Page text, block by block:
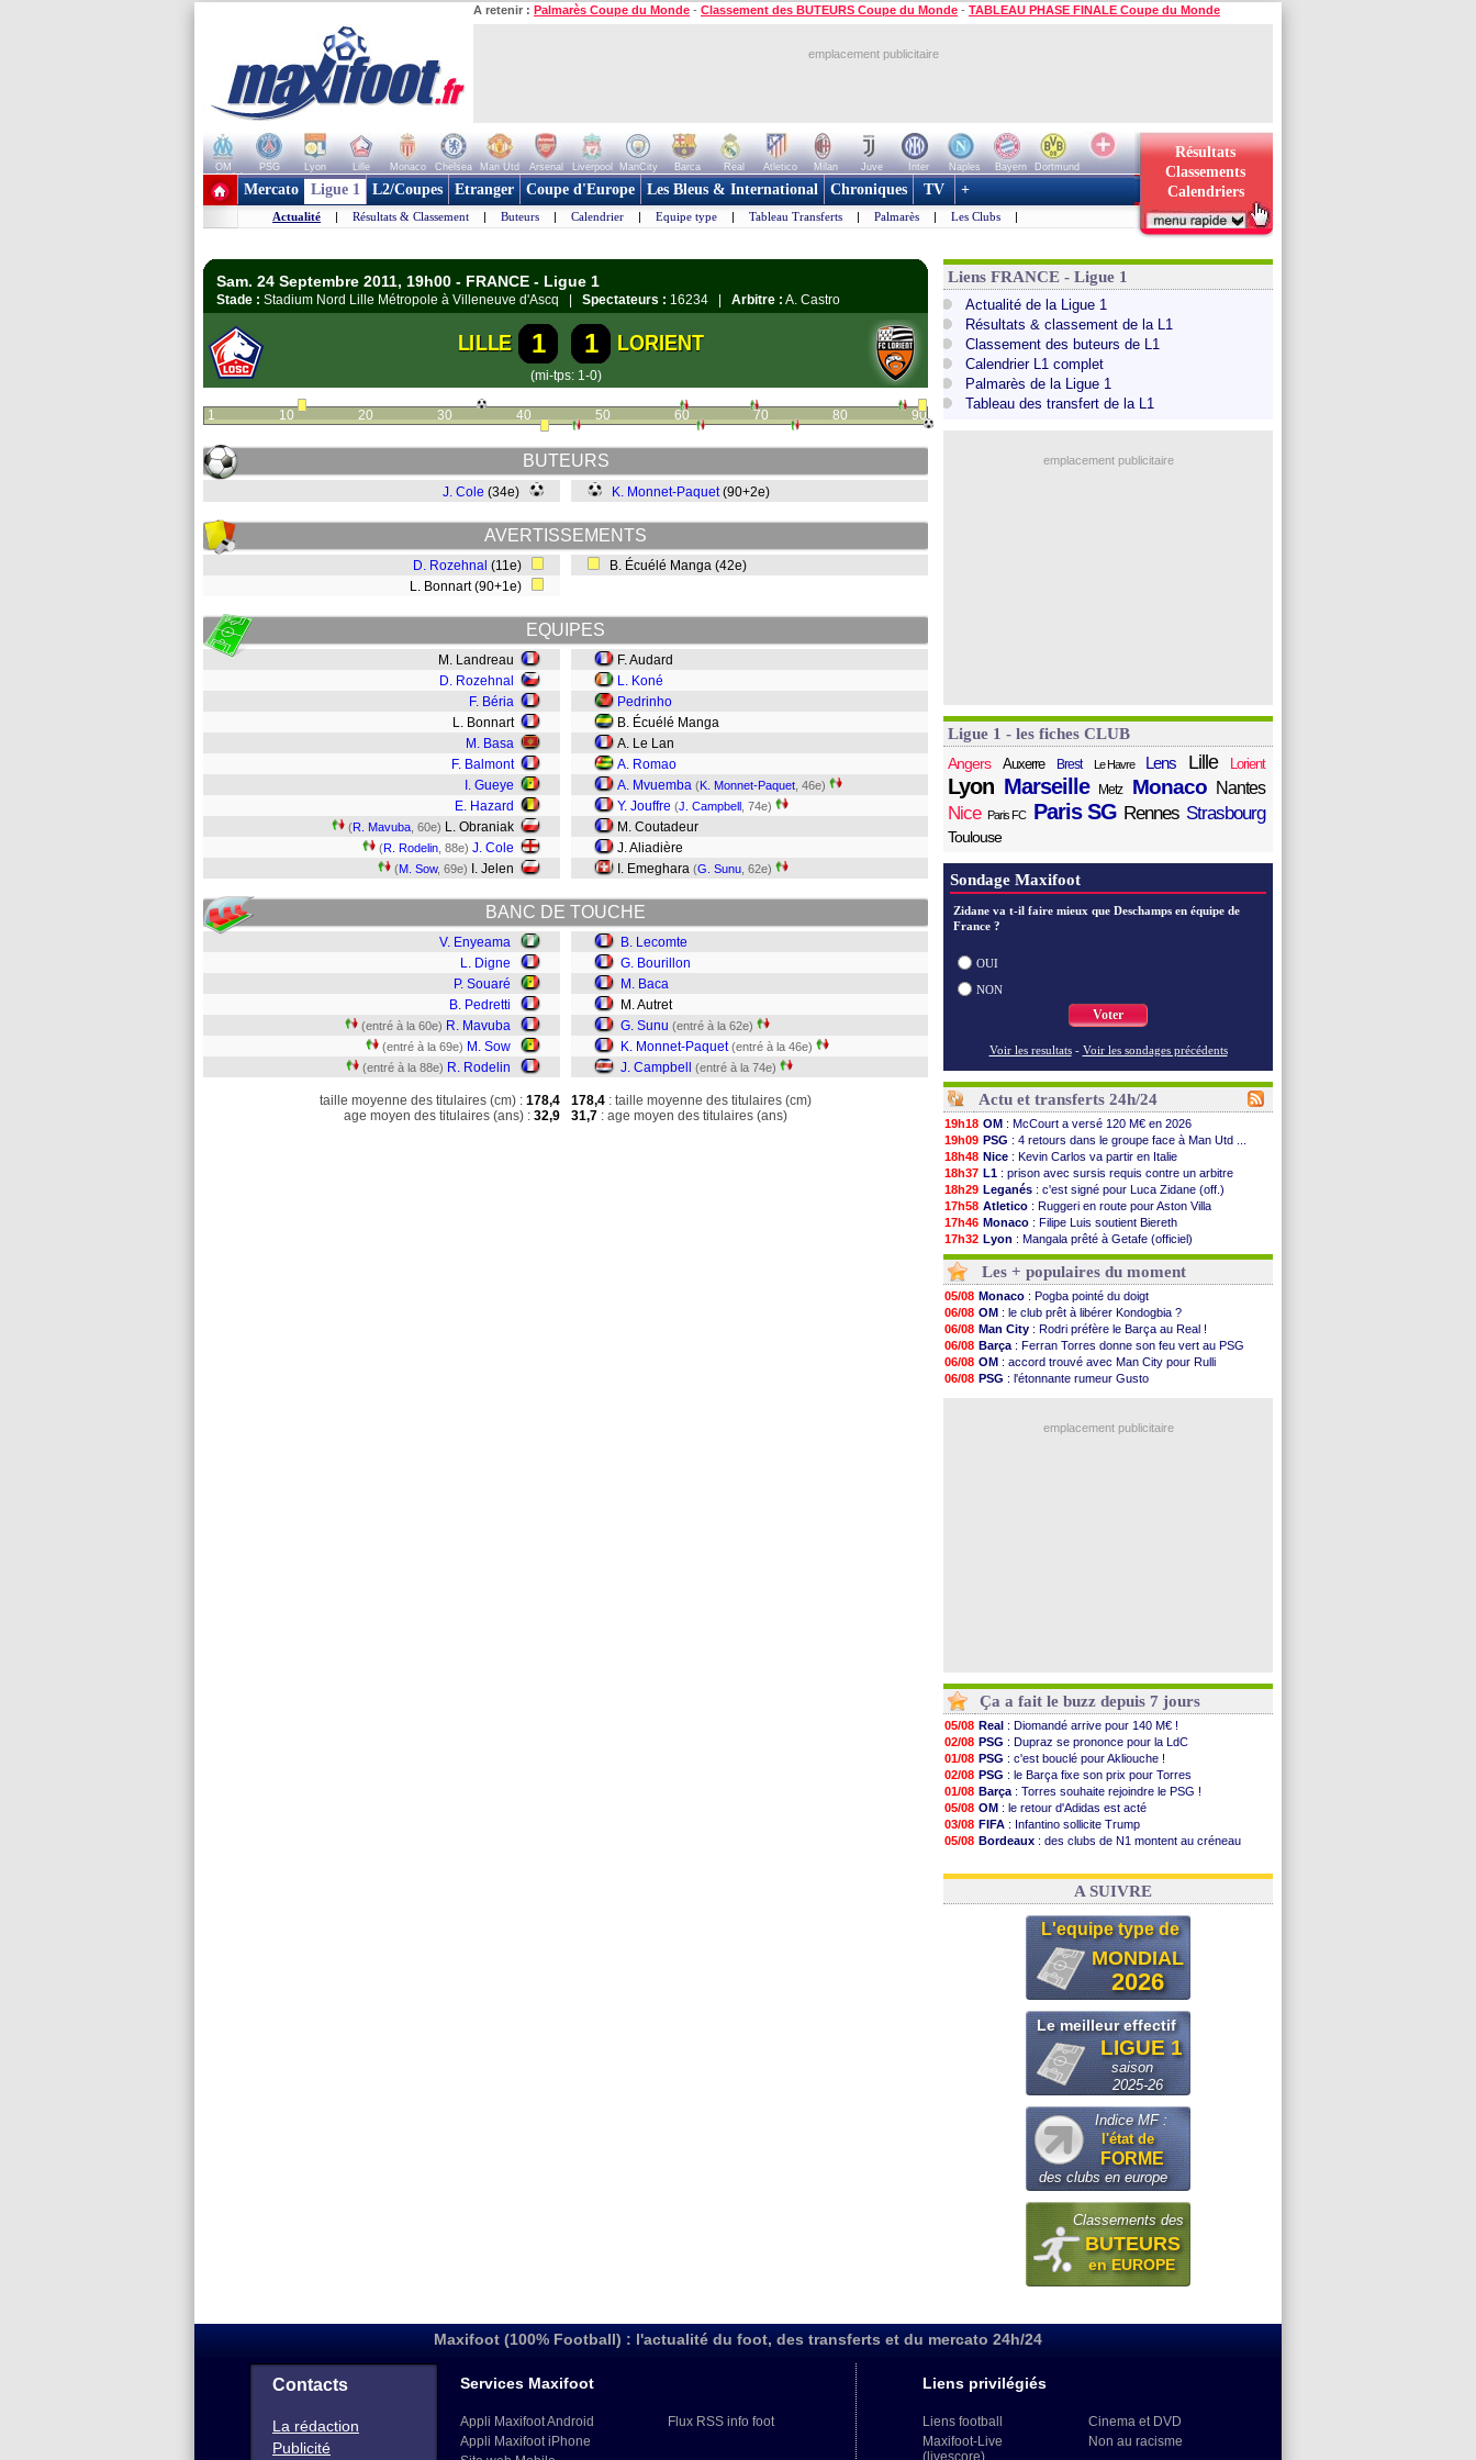
A retenir : Palmarès Coupe du Monde - Classement des BUTEURS Coupe du Monde - TABLEAU PHASE FINALE Coupe du Monde
emplacement publicitaire
OM PSG Lyon Lille Monaco Chelsea Man Utd Arsenal Liverpool ManCity Barca Real Atletico Milan Juve Inter Naples Bayern
Dortmund
+ de clubs
Résultats
Classements
Calendriers
Mercato Ligue 1 L2/Coupes Etranger Coupe d'Europe Les Bleus & International Chroniques TV +
Actualité | Résultats & Classement | Buteurs | Calendrier | Equipe type | Tableau Transferts | Palmarès | Les Clubs |
Sam. 24 Septembre 2011, 19h00 - FRANCE - Ligue 1
Stade : Stadium Nord Lille Métropole à Villeneuve d'Ascq | Spectateurs : 16234 | Arbitre : A. Castro
LILLE 1 1 LORIENT
(mi-tps: 1-0)
1 10 20 30 40 50 60 70 80 90
BUTEURS
J. Cole (34e) K. Monnet-Paquet(90+2e)
AVERTISSEMENTS
D. Rozehnal (11e)
L. Bonnart (90+1e)
B. Écuélé Manga (42e)
EQUIPES
M. Landreau
D. Rozehnal
F. Béria
L. Bonnart
M. Basa
F. Balmont
I. Gueye
E. Hazard
(R. Mavuba , 60e) L. Obraniak
(R. Rodelin , 88e) J. Cole
(M. Sow, 69e) I. Jelen
F. Audard
L. Koné
Pedrinho
B. Écuélé Manga
A. Le Lan
A. Romao
A. Mvuemba (K. Monnet-Paquet , 46e)
Y. Jouffre (J. Campbell , 74e)
M. Coutadeur
J. Aliadière
I. Emeghara (G. Sunu , 62e)
BANC DE TOUCHE
V. Enyeama
L. Digne
P. Souaré
B. Pedretti
(entré à la 60e) R. Mavuba
(entré à la 69e) M. Sow
(entré à la 88e) R. Rodelin
taille moyenne des titulaires (cm) : 178,4
age moyen des titulaires (ans) : 32,9
B. Lecomte
G. Bourillon
M. Baca
M. Autret
G. Sunu (entré à la 62e)
K. Monnet-Paquet (entré à la 46e)
J. Campbell (entré à la 74e)
178,4 : taille moyenne des titulaires (cm)
31,7 : age moyen des titulaires (ans)
Liens FRANCE - Ligue 1
Actualité de la Ligue 1
Résultats & classement de la L1
Classement des buteurs de L1
Calendrier L1 complet
Palmarès de la Ligue 1
Tableau des transfert de la L1
emplacement publicitaire
Ligue 1 - les fiches CLUB
Angers
Auxerre Brest Le Havre Lens Lille Lorient
Lyon Marseille Metz Monaco Nantes
Nice Paris FC Paris SG Rennes Strasbourg
Toulouse
Sondage Maxifoot
Zidane va t-il faire mieux que Deschamps en équipe de
France ?
OUI
NON
Voter
Voir les resultats - Voir les sondages précédents
Actu et transferts 24h/24
19h18 OM : McCourt a versé 120 M€ en 2026
19h09 PSG : 4 retours dans le groupe face à Man Utd ...
18h48 Nice : Kevin Carlos va partir en Italie
18h37 L1 : prison avec sursis requis contre un arbitre
18h29 Leganés : c'est signé pour Luca Zidane (off.)
17h58 Atletico : Ruggeri en route pour Aston Villa
17h46 Monaco : Filipe Luis soutient Biereth
17h32 Lyon : Mangala prêté à Getafe (officiel)
17h16 PSG: Nsoki va signer en Croatie
16h59
Arsenal: Naples vise Gabriel Jesus
16h37 Real: Mastantuono prêté à la Fiorentina (off.)
16h33
Man City : accord avec le Barça pour Rodri ?
16h27
Rennes: Haise a prolongé (officiel)
16h22
Palace: Tomiyasu a convaincu (officiel)
16h07
OM: B. Genesio - "ce n'est pas idéal"
15h46
TFC: Sion Oppong signe pour 4 ans (officiel)
15h41
PSG : Liverpool va proposer 115 M€ pour ...
: Filipe Luis veut remplacer Akliouche
Les + populaires du moment
05/08 Monaco : Pogba pointé du doigt
06/08 OM : le club prêt à libérer Kondogbia ?
06/08 Man City : Rodri préfère le Barça au Real !
06/08 Barça : Ferran Torres donne son feu vert au PSG
06/08 OM : accord trouvé avec Man City pour Rulli
06/08 PSG : l'étonnante rumeur Gusto
emplacement publicitaire
Ça a fait le buzz depuis 7 jours
05/08 Real : Diomandé arrive pour 140 M€ !
02/08 PSG : Dupraz se prononce pour la LdC
01/08 PSG : c'est bouclé pour Akliouche !
02/08 PSG : le Barça fixe son prix pour Torres
01/08 Barça : Torres souhaite rejoindre le PSG !
05/08 OM : le retour d'Adidas est acté
03/08 FIFA : Infantino sollicite Trump
05/08 Bordeaux : des clubs de N1 montent au créneau
03/08 Real: le démenti de Leipzig pour Diomandé
A SUIVRE
L'equipe type de
MONDIAL
2026
Le meilleur effectif
LIGUE 1
saison
2025-26
Indice MF :
l'état de
FORME
des clubs en europe
Classements des
BUTEURS
en EUROPE
Maxifoot (100% Football) : l'actualité du foot, des transferts et du mercato 24h/24
Contacts
La rédaction
Publicité
Services Maxifoot
Appli Maxifoot Android
Appli Maxifoot iPhone
Flux RSS info foot
Liens privilégiés
Liens football
Maxifoot-Live
(livescore)
Cinema et DVD
Non au racisme